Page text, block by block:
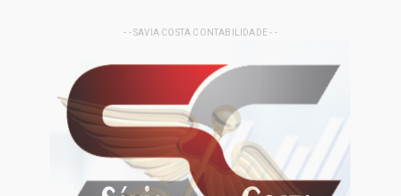
- - SAVIA COSTA CONTABILIDADE - -